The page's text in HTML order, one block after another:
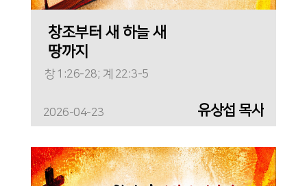
창조부터 새 하늘 새
땅까지
창 1:26-28; 계 22:3-5
2026-04-23 유상섭 목사